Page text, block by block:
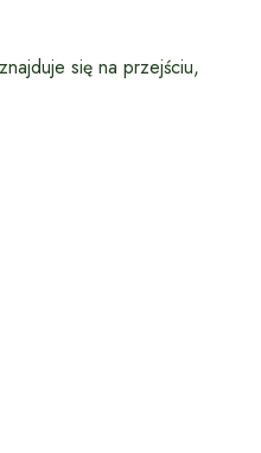
się na przejściu,